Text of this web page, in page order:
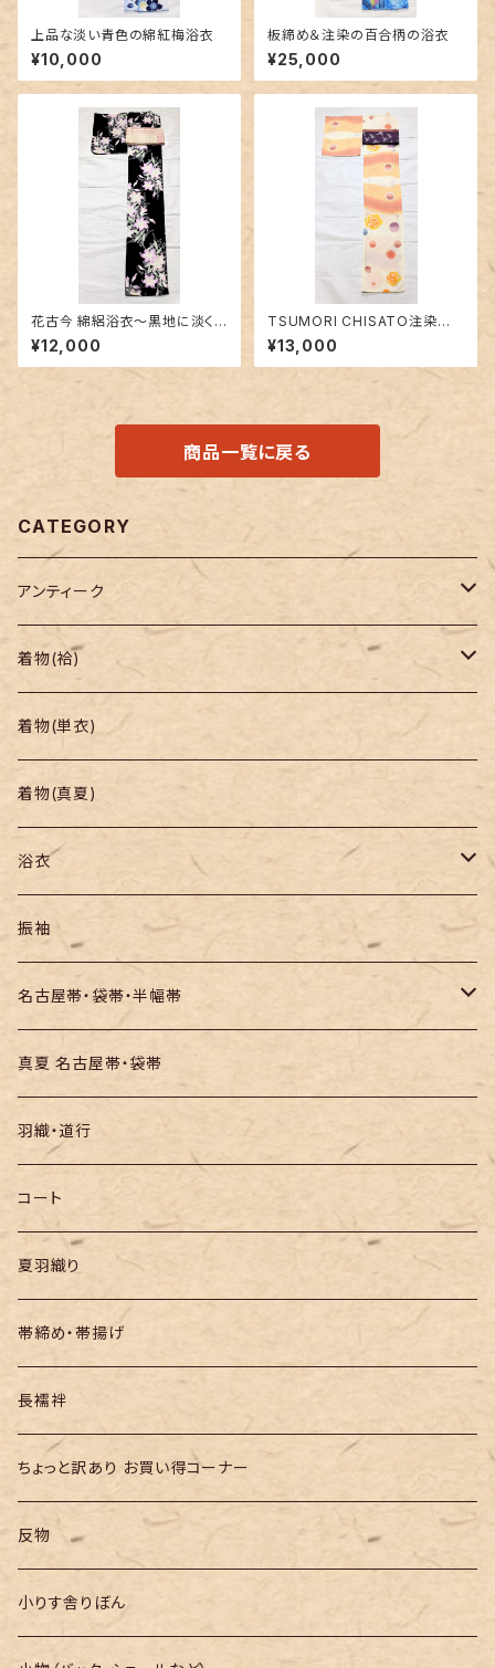
上品な淡い青色の綿紅梅浴衣
¥10,000
板締め＆注染の百合柄の浴衣
¥25,000
花古今 綿絽浴衣～黒地に淡く
美しく咲く百合～
¥12,000
TSUMORI CHISATO注染浴
衣〜水玉と薔薇柄〜
¥13,000
商品一覧に戻る
CATEGORY
アンティーク
着物
帯
羽織り・道行
着物(袷)
小紋
色無地・江戸小紋
紬
訪問着・付下
お召し
着物(単衣)
着物(真夏)
浴衣
セオα・ポリ
木綿・綿麻
絞りの浴衣
振袖
名古屋帯・袋帯・半幅帯
名古屋帯
袋帯
半幅帯
真夏 名古屋帯・袋帯
羽織・道行
コート
夏羽織り
帯締め・帯揚げ
長襦袢
ちょっと訳あり お買い得コーナー
反物
小りす舎りぼん